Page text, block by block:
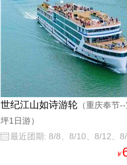
世纪江山如诗游轮 （重庆奉节
坪1日游）
 最近团期: 8/8、8/10、8/12、
￥